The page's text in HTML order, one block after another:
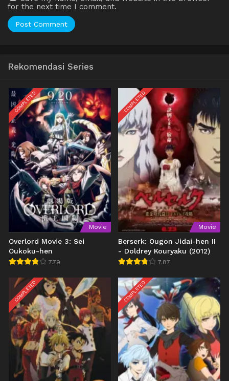
for the next time I comment.
Rekomendasi Series
COMPLETED
Movie
Overlord Movie 3: Sei
Oukoku-hen
7.79
COMPLETED
Movie
Berserk: Ougon Jidai-hen II
- Doldrey Kouryaku (2012)
7.87
COMPLETED COMPLETED